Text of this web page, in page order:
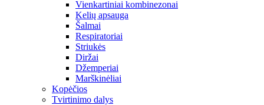
Vienkartiniai kombinezonai
Kelių apsauga
Šalmai
Respiratoriai
Striukės
Diržai
Džemperiai
Marškinėliai
Kopėčios
Tvirtinimo dalys